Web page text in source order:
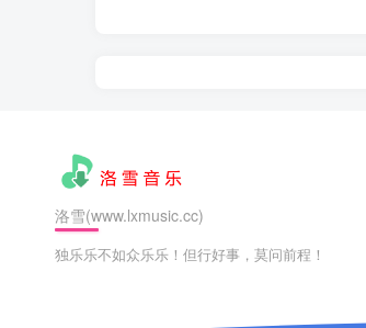
洛雪(www.lxmusic.cc)
独乐乐不如众乐乐！但行好事，莫问前程！